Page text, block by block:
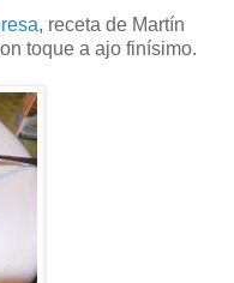
, receta de Martín
toque a ajo finísimo.